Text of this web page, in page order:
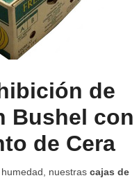
de
Bushel con
de Cera
nuestras cajas de